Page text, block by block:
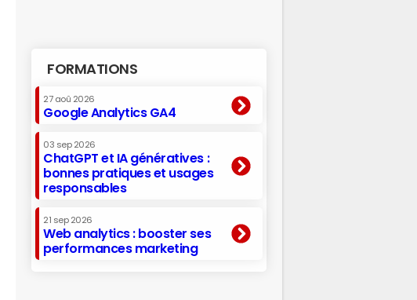
FORMATIONS
27 aoû 2026
Google Analytics GA4
03 sep 2026
ChatGPT et IA génératives :
bonnes pratiques et usages
responsables
21 sep 2026
Web analytics : booster ses
performances marketing